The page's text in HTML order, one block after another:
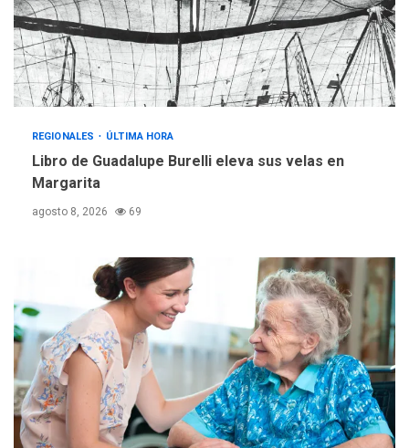
3
vehicular de 60 unidades
adquiridas en un año de
gestión
4
REGIONALES ÚLTIMA HORA
«Juan Bautista Arismendi» a
la altura de Macho Muerto
trabajan en diplomado para
creación y manejo de
estadísticas de turismo
REGIONALES ÚLTIMA HORA
Libro de Guadalupe Burelli eleva sus velas en
Margarita
agosto 8, 2026 69